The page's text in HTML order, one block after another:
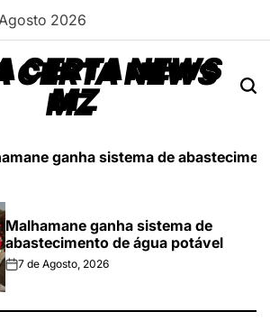
2026
CERTA NEWS
MZ
ganha sistema de
Malhamane ganha sistema de
abastecimento de água potável
on7 de Agosto, 2026